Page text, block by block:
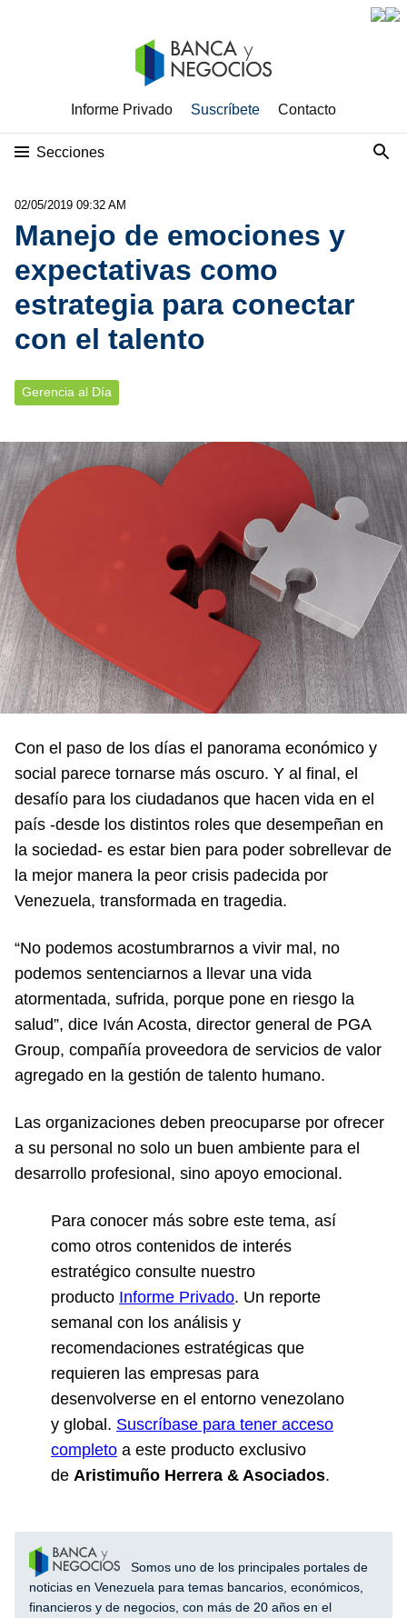
Informe Privado Suscríbete Contacto
Secciones
02/05/2019 09:32 AM
Manejo de emociones y
expectativas como
estrategia para conectar
con el talento
Gerencia al Día
Con el paso de los días el panorama económico y
social parece tornarse más oscuro. Y al final, el
desafío para los ciudadanos que hacen vida en el
país -desde los distintos roles que desempeñan en
la sociedad- es estar bien para poder sobrellevar de
la mejor manera la peor crisis padecida por
Venezuela, transformada en tragedia.
“No podemos acostumbrarnos a vivir mal, no
podemos sentenciarnos a llevar una vida
atormentada, sufrida, porque pone en riesgo la
salud”, dice Iván Acosta, director general de PGA
Group, compañía proveedora de servicios de valor
agregado en la gestión de talento humano.
Las organizaciones deben preocuparse por ofrecer
a su personal no solo un buen ambiente para el
desarrollo profesional, sino apoyo emocional.
Para conocer más sobre este tema, así
como otros contenidos de interés
estratégico consulte nuestro
producto Informe Privado. Un reporte
semanal con los análisis y
recomendaciones estratégicas que
requieren las empresas para
desenvolverse en el entorno venezolano
y global. Suscríbase para tener acceso
completo a este producto exclusivo
de Aristimuño Herrera & Asociados.
Somos uno de los principales portales de
noticias en Venezuela para temas bancarios, económicos,
financieros y de negocios, con más de 20 años en el